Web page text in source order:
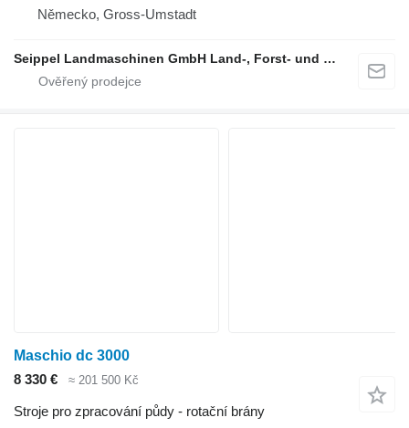
Německo, Gross-Umstadt
Seippel Landmaschinen GmbH Land-, Forst- und Gartentechnik
Maschio dc 3000
8 330 €
≈ 201 500 Kč
Stroje pro zpracování půdy - rotační brány